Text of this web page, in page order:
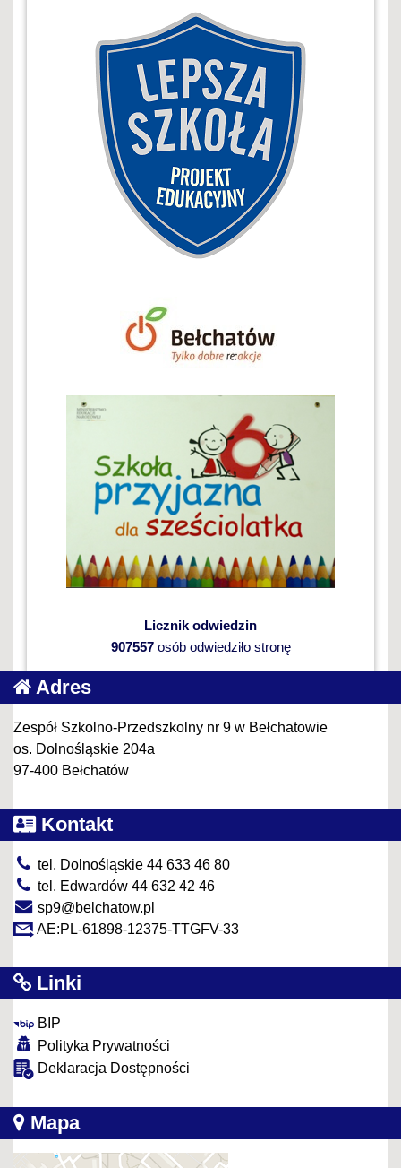
Licznik odwiedzin
907557osób odwiedziło stronę
Adres
Zespół Szkolno-Przedszkolny nr 9 w Bełchatowie
os. Dolnośląskie 204a
97-400 Bełchatów
Kontakt
tel. Dolnośląskie 44 633 46 80
tel. Edwardów 44 632 42 46
sp9@belchatow.pl
AE:PL-61898-12375-TTGFV-33
Linki
BIP
Polityka Prywatności
Deklaracja Dostępności
Mapa